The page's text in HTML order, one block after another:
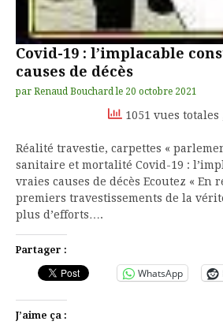
Covid-19 : l’implacable
causes de décès
par Renaud Bouchard le 20 octobre 2021
1051 vues totales
Réalité travestie, carpettes «
sanitaire et mortalité Covid-19 :
vraies causes de décès Ecoutez « En
premiers travestissements de la
plus d’efforts….
Partager :
WhatsApp
J’aime ça :